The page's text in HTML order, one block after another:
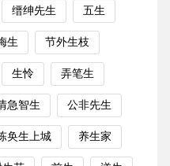
缙绅先生 五生
生 节外生枝
生怜 弄笔生
急智生 公非先生
奂生上城 养生家